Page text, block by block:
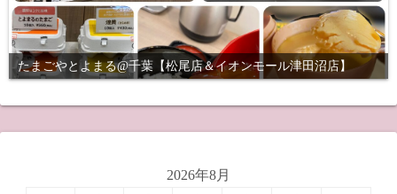
たまごやとよまる@千葉【松尾店＆イオンモール津田沼店】
2026年8月